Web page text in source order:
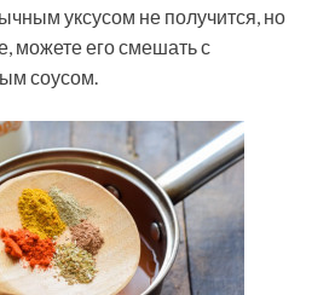
уксусом не получится, но
можете его смешать с
соусом.